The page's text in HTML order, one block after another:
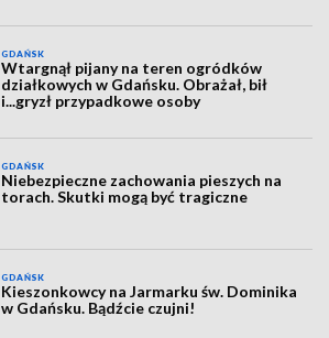
GDAŃSK
Wtargnął pijany na teren ogródków
działkowych w Gdańsku. Obrażał, bił
i...gryzł przypadkowe osoby
GDAŃSK
Niebezpieczne zachowania pieszych na
torach. Skutki mogą być tragiczne
GDAŃSK
Kieszonkowcy na Jarmarku św. Dominika
w Gdańsku. Bądźcie czujni!